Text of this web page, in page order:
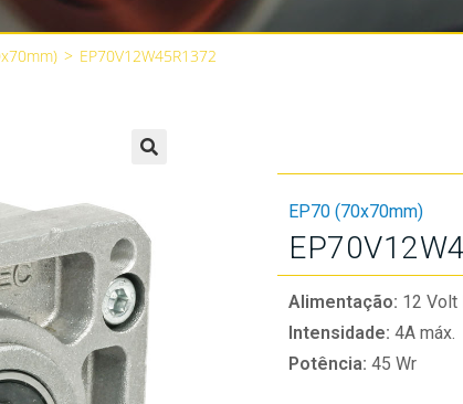
> EP70V12W45R1372
EP70 (70x70mm)
Alimentação: 12 Volt
Intensidade: 4A máx.
Potência: 45 Wr